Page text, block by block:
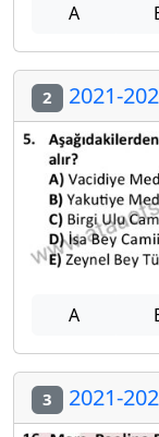
A
2 2021-
A
3 2021-